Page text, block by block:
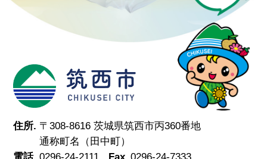
筑西市
住所. 〒308-8616 茨城県筑西市丙360番地
通称町名（田中町）